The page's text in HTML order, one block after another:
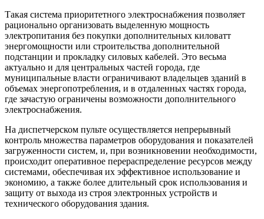
Такая система приоритетного электроснабжения позволяет
рационально организовать выделенную мощность
электропитания без покупки дополнительных киловатт
энергомощности или строительства дополнительной
подстанции и прокладку силовых кабелей. Это весьма
актуально и для центральных частей города, где
муниципальные власти ограничивают владельцев зданий в
объемах энергопотребления, и в отдаленных частях города,
где зачастую ограничены возможности дополнительного
электроснабжения.
На диспетчерском пульте осуществляется непрерывный
контроль множества параметров оборудования и показателей
загруженности систем, и, при возникновении необходимости,
происходит оперативное перераспределение ресурсов между
системами, обеспечивая их эффективное использование и
экономию, а также более длительный срок использования и
защиту от выхода из строя электронных устройств и
технического оборудования здания.